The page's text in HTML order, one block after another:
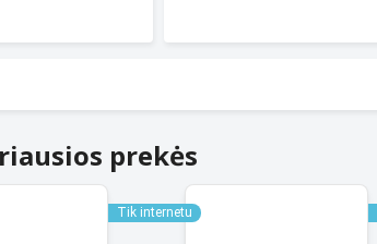
prekės
Tik internetu